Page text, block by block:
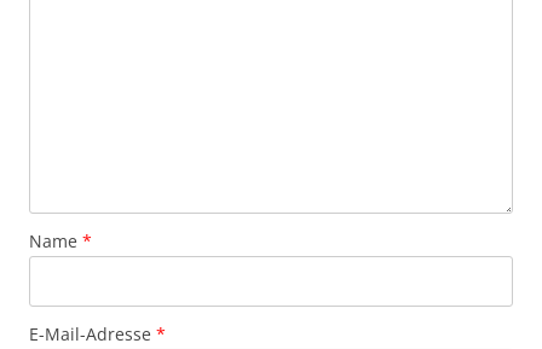
Name *
E-Mail-Adresse *